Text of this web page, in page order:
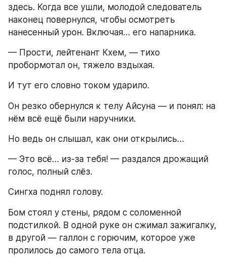
здесь. Когда все ушли, молодой следователь
наконец повернулся, чтобы осмотреть
нанесенный урон. Включая… его напарника.
— Прости, лейтенант Кхем, — тихо
пробормотал он, тяжело вздыхая.
И тут его словно током ударило.
Он резко обернулся к телу Айсуна — и понял: на
нём всё ещё были наручники.
Но ведь он слышал, как они открылись…
— Это всё… из-за тебя! — раздался дрожащий
голос, полный слёз.
Сингха поднял голову.
Бом стоял у стены, рядом с соломенной
подстилкой. В одной руке он сжимал зажигалку,
в другой — галлон с горючим, которое уже
пролилось до самого тела отца.